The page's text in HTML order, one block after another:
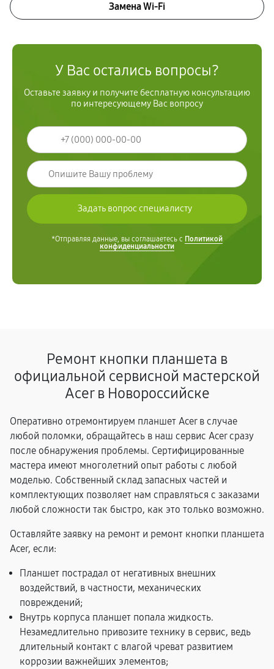
Замена Wi-Fi
У Вас остались вопросы?
Оставьте заявку и получите бесплатную консультацию
по интересующему Вас вопросу
*Отправляя данные, вы соглашаетесь с Политикой
конфиденциальности
Ремонт кнопки планшета в
официальной сервисной мастерской
Acer в Новороссийске
Оперативно отремонтируем планшет Acer в случае
любой поломки, обращайтесь в наш сервис Acer сразу
после обнаружения проблемы. Сертифицированные
мастера имеют многолетний опыт работы с любой
моделью. Собственный склад запасных частей и
комплектующих позволяет нам справляться с заказами
любой сложности так быстро, как это только возможно.
Оставляйте заявку на ремонт и ремонт кнопки планшета
Acer, если:
Планшет пострадал от негативных внешних
воздействий, в частности, механических
повреждений;
Внутрь корпуса планшет попала жидкость.
Незамедлительно привозите технику в сервис, ведь
длительный контакт с влагой чреват развитием
коррозии важнейших элементов;